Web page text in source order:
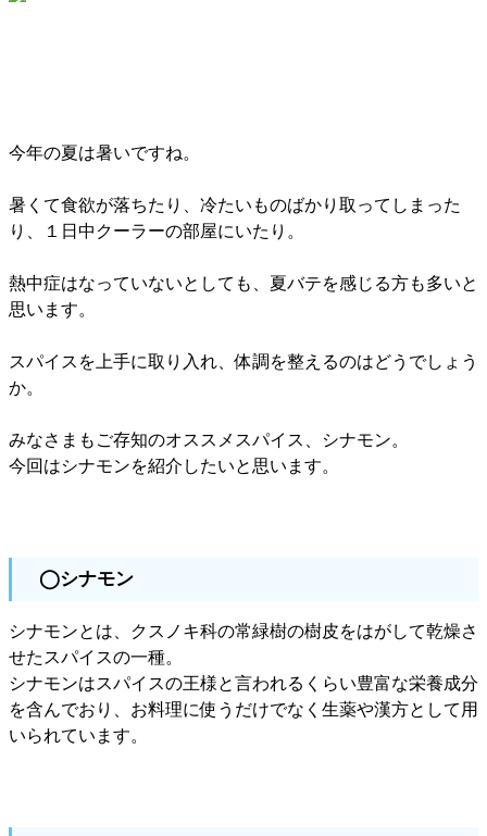
今年の夏は暑いですね。
暑くて食欲が落ちたり、冷たいものばかり取ってしまった
り、１日中クーラーの部屋にいたり。
熱中症はなっていないとしても、夏バテを感じる方も多いと
思います。
スパイスを上手に取り入れ、体調を整えるのはどうでしょう
か。
みなさまもご存知のオススメスパイス、シナモン。
今回はシナモンを紹介したいと思います。
◯シナモン
シナモンとは、クスノキ科の常緑樹の樹皮をはがして乾燥さ
せたスパイスの一種。
シナモンはスパイスの王様と言われるくらい豊富な栄養成分
を含んでおり、お料理に使うだけでなく生薬や漢方として用
いられています。